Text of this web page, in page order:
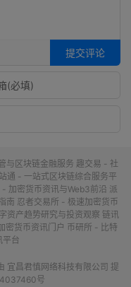
提交评论
与区块链金融服务 趣交易 - 社
通 - 一站式区块链综合服务平
加密货币资讯与Web3前沿 派
南 忍者交易所 - 极速加密货币
资产趋势研究与投资观察 链讯
密货币资讯门户 币研所 - 比特
平台
宜昌君慎网络科技有限公司 提
号